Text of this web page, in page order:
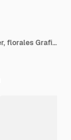
Premium-Ornamentrahmen, festliches Muster, florales Grafikdesign-Element